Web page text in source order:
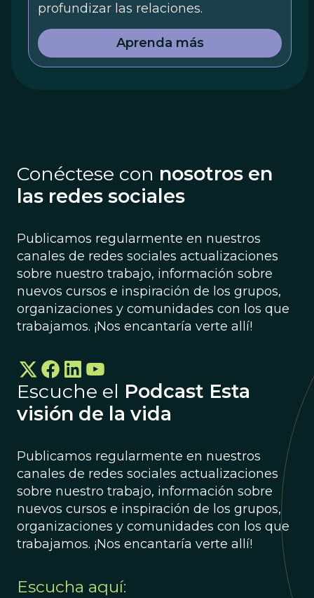
profundizar las relaciones.
Aprenda más
Conéctese con nosotros en
las redes sociales
Publicamos regularmente en nuestros
canales de redes sociales actualizaciones
sobre nuestro trabajo, información sobre
nuevos cursos e inspiración de los grupos,
organizaciones y comunidades con los que
trabajamos. ¡Nos encantaría verte allí!
Escuche el Podcast Esta
visión de la vida
Publicamos regularmente en nuestros
canales de redes sociales actualizaciones
sobre nuestro trabajo, información sobre
nuevos cursos e inspiración de los grupos,
organizaciones y comunidades con los que
trabajamos. ¡Nos encantaría verte allí!
Escucha aquí: